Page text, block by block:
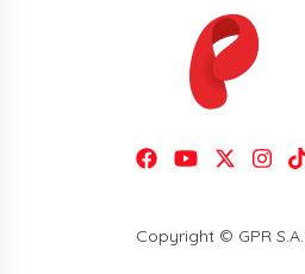
Copyright © GPR